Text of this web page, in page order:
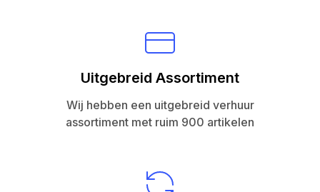
Uitgebreid Assortiment
Wij hebben een uitgebreid verhuur
assortiment met ruim 900 artikelen